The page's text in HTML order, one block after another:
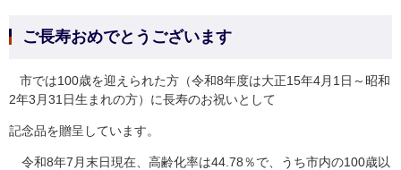
ご長寿おめでとうございます
市では100歳を迎えられた方（令和8年度は大正15年4月1日～昭和
2年3月31日生まれの方）に長寿のお祝いとして
記念品を贈呈しています。
令和8年7月末日現在、高齢化率は44.78％で、うち市内の100歳以